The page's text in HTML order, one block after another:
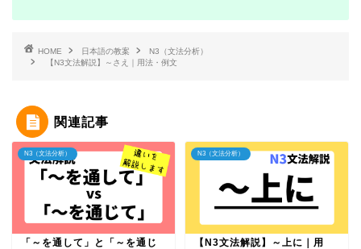
HOME 日本語の教案
N3（文法分析）
【N3文法解説】～さえ｜用法・例文
関連記事
N3（文法分析）
「～を通して」と「～を通じ
N3（文法分析）
【N3文法解説】～上に｜用